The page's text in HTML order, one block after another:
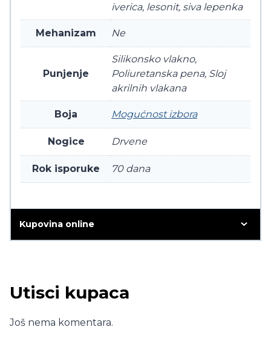
iverica, lesonit, siva lepenka
Mehanizam Ne
Punjenje
Silikonsko vlakno,
Poliuretanska pena, Sloj
akrilnih vlakana
Boja Mogućnost izbora
Nogice Drvene
Rok isporuke 70 dana
Kupovina online
Utisci kupaca
Još nema komentara.